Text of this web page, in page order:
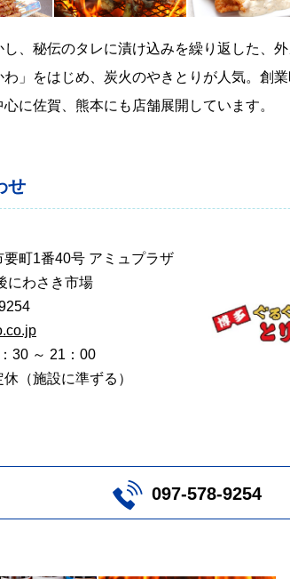
し、秘伝のタレに漬け込みを繰り返した、
わ」をはじめ、炭火のやきとりが人気。創業
に佐賀、熊本にも店舗展開しています。
せ
要町1番40号 アミュプラザ
にわさき市場
30 ～ 21：00
（施設に準ずる）
097-578-9254